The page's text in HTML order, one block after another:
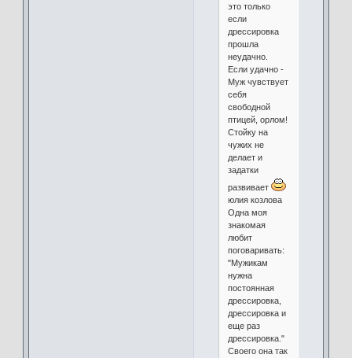
это только
если
дрессировка
прошла
неудачно.
Если удачно -
Муж чувствует
себя
свободной
птицей, орлом!
Стойку на
чужих не
делает и
задатки
развивает
юлия козлова
Одна моя
знакомая
любит
поговаривать:
"Мужикам
нужна
постоянная
дрессировка,
дрессировка и
еще раз
дрессировка."
Своего она так